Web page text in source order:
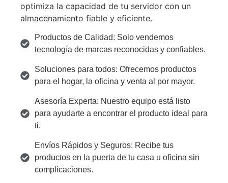
optimiza la capacidad de tu servidor con un
almacenamiento fiable y eficiente.
Productos de Calidad: Solo vendemos
tecnología de marcas reconocidas y confiables.
Soluciones para todos: Ofrecemos productos
para el hogar, la oficina y venta al por mayor.
Asesoría Experta: Nuestro equipo está listo
para ayudarte a encontrar el producto ideal para
ti.
Envíos Rápidos y Seguros: Recibe tus
productos en la puerta de tu casa u oficina sin
complicaciones.